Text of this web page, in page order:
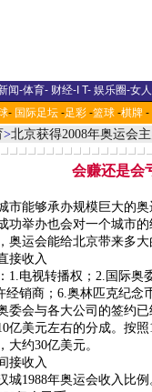
闻-体育- 财经-I T- 娱乐圈-女人
- 国际足坛 -足彩 -篮球 -棋牌 -
>北京获得2008年奥运会
会赚还是会
能够承办规模巨大的奥
功举办也会对一个城市的
运会能给北京带来多大
收入
视转播权；2.国际奥委
经销商；6.奥林匹克纪念
会与各大公司的签约已
亿美元左右的分成。按
大约30亿美元。
收入
1988年奥运会收入比例